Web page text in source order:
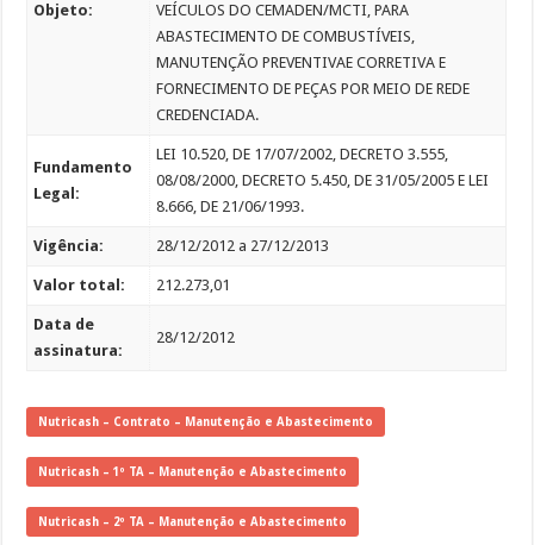
Objeto:
VEÍCULOS DO CEMADEN/MCTI, PARA
ABASTECIMENTO DE COMBUSTÍVEIS,
MANUTENÇÃO PREVENTIVAE CORRETIVA E
FORNECIMENTO DE PEÇAS POR MEIO DE REDE
CREDENCIADA.
Fundamento
Legal:
LEI 10.520, DE 17/07/2002, DECRETO 3.555,
08/08/2000, DECRETO 5.450, DE 31/05/2005 E LEI
8.666, DE 21/06/1993.
Vigência: 28/12/2012 a 27/12/2013
Valor total: 212.273,01
Data de
assinatura:
28/12/2012
Nutricash – Contrato – Manutenção e Abastecimento
Nutricash – 1º TA – Manutenção e Abastecimento
Nutricash – 2º TA – Manutenção e Abastecimento